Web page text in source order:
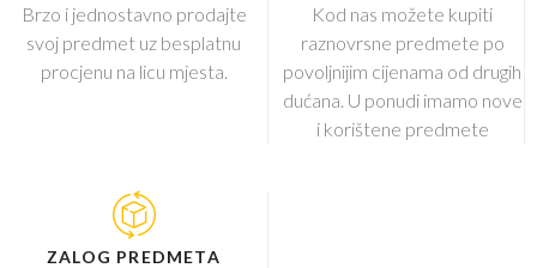
Brzo i jednostavno prodajte
svoj predmet uz besplatnu
procjenu na licu mjesta.
Kod nas možete kupiti
raznovrsne predmete po
povoljnijim cijenama od drugih
dućana. U ponudi imamo nove
i korištene predmete
ZALOG PREDMETA